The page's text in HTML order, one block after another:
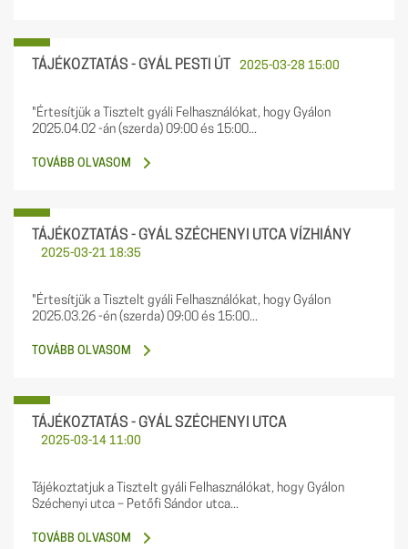
TÁJÉKOZTATÁS - GYÁL PESTI ÚT 2025-03-28 15:00
"Értesítjük a Tisztelt gyáli Felhasználókat, hogy Gyálon
2025.04.02 -án (szerda) 09:00 és 15:00...
TOVÁBB OLVASOM
TÁJÉKOZTATÁS - GYÁL SZÉCHENYI UTCA VÍZHIÁNY
2025-03-21 18:35
"Értesítjük a Tisztelt gyáli Felhasználókat, hogy Gyálon
2025.03.26 -én (szerda) 09:00 és 15:00...
TOVÁBB OLVASOM
TÁJÉKOZTATÁS - GYÁL SZÉCHENYI UTCA
2025-03-14 11:00
Tájékoztatjuk a Tisztelt gyáli Felhasználókat, hogy Gyálon
Széchenyi utca – Petőfi Sándor utca...
TOVÁBB OLVASOM